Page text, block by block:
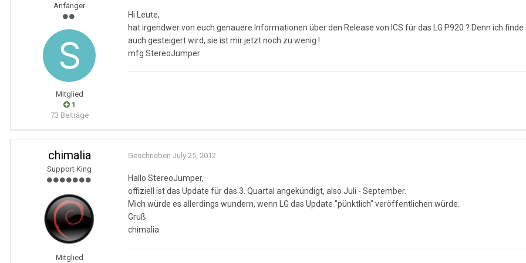
Anfänger
Mitglied
1
73 Beiträge
Hi Leute,
hat irgendwer von euch genauere Informationen über den Release von ICS für das LG P920 ? Denn ich
auch gesteigert wird, sie ist mir jetzt noch zu wenig !
mfg StereoJumper
chimalia
Support King
Mitglied
Geschrieben July 25, 2012
Hallo StereoJumper,
offiziell ist das Update für das 3. Quartal angekündigt, also Juli - September.
Mich würde es allerdings wundern, wenn LG das Update "pünktlich" veröffentlichen würde.
Gruß
chimalia